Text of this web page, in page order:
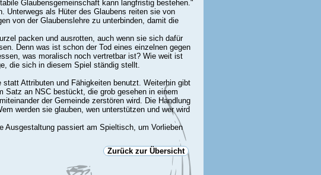
Glaubensgemeinschaft kann langfristig bestehen."
Unterwegs als Hüter des Glaubens reiten sie von
von der Glaubenslehre zu unterbinden, damit die
packen und ausrotten, auch wenn sie sich dafür
Denn was ist schon der Tod eines einzelnen gegen
was moralisch noch vertretbar ist? Wie weit ist
die sich in diesem Spiel ständig stellt.
Attributen und Fähigkeiten benutzt. Weiterhin gibt
an NSC bestückt, die grob gesehen in einem
der Gemeinde zerstören wird. Die Handlung
werden sie glauben, wen unterstützen und wer wird
Ausgestaltung passiert am Spieltisch, um Vorlieben
Zurück zur Übersicht